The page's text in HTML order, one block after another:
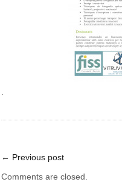
← Previous post
Comments are closed.